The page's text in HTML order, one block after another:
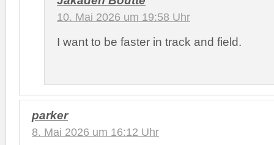
10. Mai 2026 um 19:58 Uhr
I want to be faster in track and field.
parker
8. Mai 2026 um 16:12 Uhr